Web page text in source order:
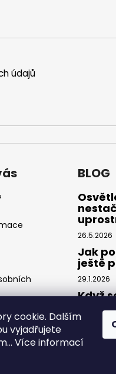
cookie. Dalším
vyjadřujete
Více informací
údajů
BLOG
26.5.2026
Jak
ještě
29.1.2026
Když
×
13.1.2026